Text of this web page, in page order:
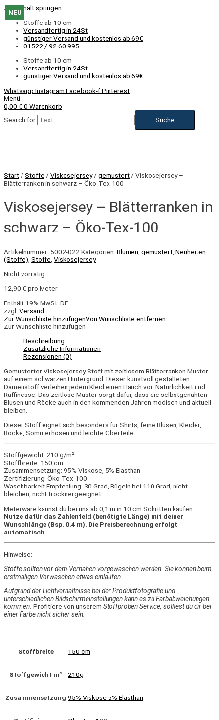
Zum Inhalt springen
Stoffe ab 10 cm
Versandfertig in 24St
günstiger Versand und kostenlos ab 69€
01522 / 92 60 995
Stoffe ab 10 cm
Versandfertig in 24St
günstiger Versand und kostenlos ab 69€
Whatsapp Instagram Facebook-fPinterest
Menü
0,00 € 0 Warenkorb
Search for:
Start / Stoffe / Viskosejersey/ gemustert / Viskosejersey –
Blätterranken in schwarz – Öko-Tex-100
Viskosejersey – Blätterranken in
schwarz – Öko-Tex-100
Artikelnummer: 5002-022 Kategorien: Blumen gemustert Neuheiten
(Stoffe) Stoffe Viskosejersey
Nicht vorrätig
12,90 € pro Meter
Enthält 19% MwSt. DE
zzgl. Versand
Zur Wunschliste hinzufügenVon Wunschliste entfernen
Zur Wunschliste hinzufügen
Beschreibung
Zusätzliche Informationen
Rezensionen (0)
Gemusterter Viskosejersey Stoff mit zeitlosem Blätterranken Muster
auf einem schwarzen Hintergrund. Dieser kunstvoll gestalteten
Damenstoff verleihen jedem Kleid einen Hauch von Natürlichkeit und
Raffinesse. Das zeitlose Muster sorgt dafür, dass die selbstgenähten
Blusen und Röcke auch in den kommenden Jahren modisch und aktuell
bleiben.
Dieser Stoff eignet sich besonders für Shirts, feine Blusen, Kleider,
Röcke, Sommerhosen und leichte Oberteile.
Stoffgewicht: 210 g/m²
Stoffbreite: 150 cm
Zusammensetzung: 95% Viskose, 5% Elasthan
Zertifizierung: Öko-Tex-100
Waschbarkeit Empfehlung: 30 Grad, Bügeln bei 110 Grad, nicht
bleichen, nicht trocknergeeignet
Meterware kannst du bei uns ab 0,1 m in 10 cm Schritten kaufen.
Nutze dafür das Zahlenfeld (benötigte Länge) mit deiner
Wunschlänge (Bsp. 0.4 m). Die Preisberechnung erfolgt
automatisch.
Hinweise:
Stoffe sollten vor dem Vernähen vorgewaschen werden. Sie können beim
erstmaligen Vorwaschen etwas einlaufen.
Aufgrund der Lichtverhältnisse bei der Produktfotografie und
unterschiedlichen Bildschirmeinstellungen kann es zu Farbabweichungen
kommen. Profitiere von unserem Stoffproben Service, solltest du dir bei
einer Farbe nicht sicher sein.
Stoffbreite 150 cm
Stoffgewicht m² 210g
Zusammensetzung 95% Viskose 5% Elasthan
NEU
NEU
NEU
NEU
NEU
NEU
NEU